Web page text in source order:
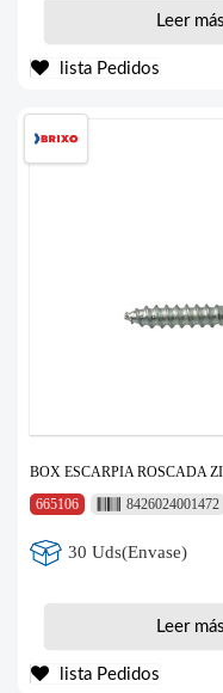
Leer más
lista Pedidos
BOX ESCARPIA ROSCADA
665106
8426024001472
30 Uds(Envase)
Leer más
lista Pedidos